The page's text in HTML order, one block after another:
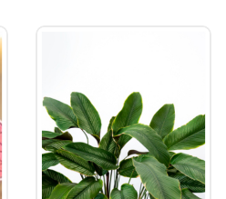
রোগ প্রতিরোধ ব্যবস্থা
সার্বিকভাবে সুস্থ থাকে।